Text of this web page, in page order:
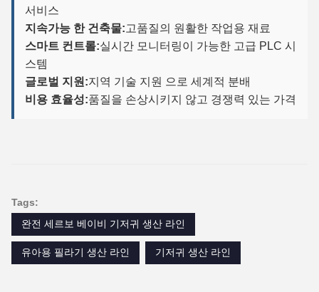
서비스
지속가능 한 건축물:고품질의 원활한 작업용 재료
스마트 컨트롤:실시간 모니터링이 가능한 고급 PLC 시
스템
글로벌 지원:지역 기술 지원 으로 세계적 분배
비용 효율성:품질을 손상시키지 않고 경쟁력 있는 가격
Tags:
완전 세르보 베이비 기저귀 생산 라인
유아용 필라기 생산 라인 기저귀 생산 라인